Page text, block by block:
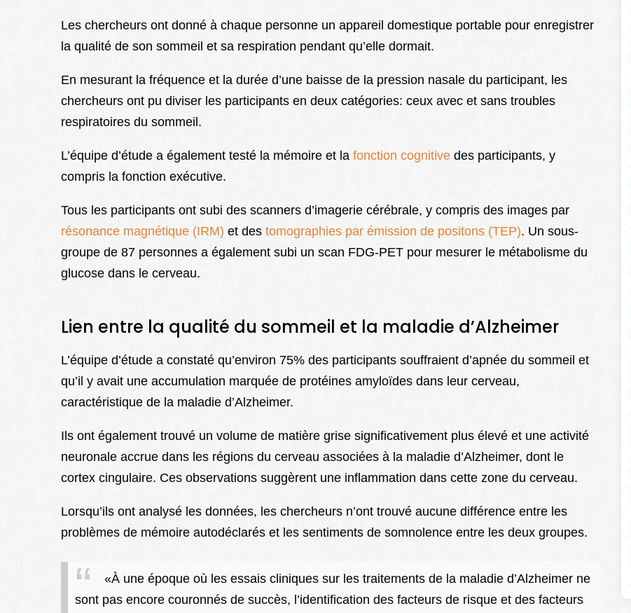
Les chercheurs ont donné à chaque personne un appareil domestique portable pour enregistrer
la qualité de son sommeil et sa respiration pendant qu’elle dormait.
En mesurant la fréquence et la durée d’une baisse de la pression nasale du participant, les
chercheurs ont pu diviser les participants en deux catégories: ceux avec et sans troubles
respiratoires du sommeil.
L’équipe d’étude a également testé la mémoire et la fonction cognitive des participants, y
compris la fonction exécutive.
Tous les participants ont subi des scanners d’imagerie cérébrale, y compris des images par
résonance magnétique (IRM) et des tomographies par émission de positons (TEP). Un sous-
groupe de 87 personnes a également subi un scan FDG-PET pour mesurer le métabolisme du
glucose dans le cerveau.
Lien entre la qualité du sommeil et la maladie d’Alzheimer
L’équipe d’étude a constaté qu’environ 75% des participants souffraient d’apnée du sommeil et
qu’il y avait une accumulation marquée de protéines amyloïdes dans leur cerveau,
caractéristique de la maladie d’Alzheimer.
Ils ont également trouvé un volume de matière grise significativement plus élevé et une activité
neuronale accrue dans les régions du cerveau associées à la maladie d’Alzheimer, dont le
cortex cingulaire. Ces observations suggèrent une inflammation dans cette zone du cerveau.
Lorsqu’ils ont analysé les données, les chercheurs n’ont trouvé aucune différence entre les
problèmes de mémoire autodéclarés et les sentiments de somnolence entre les deux groupes.
«À une époque où les essais cliniques sur les traitements de la maladie d’Alzheimer ne
sont pas encore couronnés de succès, l’identification des facteurs de risque et des facteurs